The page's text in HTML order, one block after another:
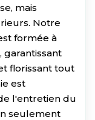
mais
Notre
formée à
florissant tout
est
l'entretien du
seulement